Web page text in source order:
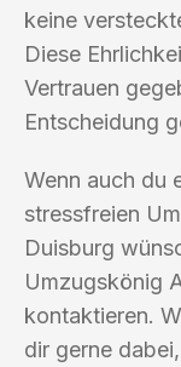
keine
Diese
Vertrauen
Entscheidung
Wenn auch du
stressfreien
Duisburg
Umzugskönig
kontaktieren.
dir gerne